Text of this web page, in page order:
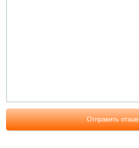
Отправить отзыв